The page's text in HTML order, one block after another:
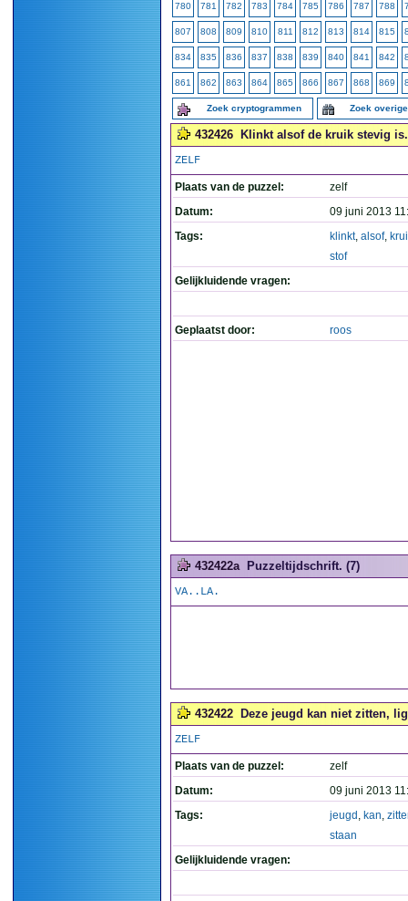
780 781 782 783 784 785 786 787 788
807 808 809 810 811 812 813 814 815
834 835 836 837 838 839 840 841 842
861 862 863 864 865 866 867 868 869
Zoek cryptogrammen Zoek
432426 Klinkt alsof de kruik stevig
ZELF
Plaats van de puzzel:
zelf
Datum:
09 juni 2013
Tags:
klinkt, alsof,
stof
Gelijkluidende vragen:
Geplaatst door: roos
432422a Puzzeltijdschrift. (7)
VA..LA.
432422 Deze jeugd kan niet zitten,
ZELF
Plaats van de puzzel:
zelf
Datum:
09 juni 2013
Tags:
jeugd , kan,
staan
Gelijkluidende vragen: